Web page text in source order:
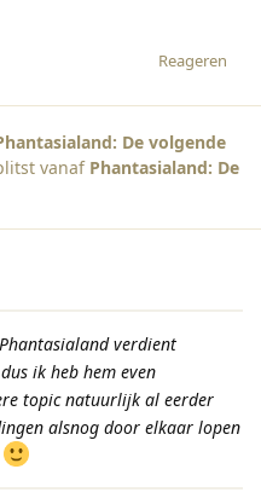
Reageren
De volgende
vanaf Phantasialand: De
verdient
ik heb hem even
topic natuurlijk al eerder
alsnog door elkaar lopen